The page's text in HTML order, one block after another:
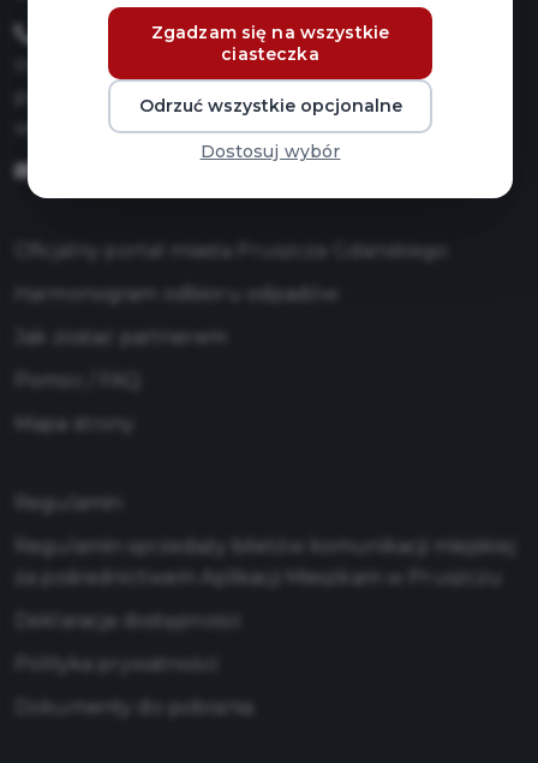
+48 58 775 99 64
Infolinia czynna:
pn: 9:00 - 17:00
wt-pt: 7:30-15:30
Oficjalny portal miasta Pruszcza Gdańskiego
Harmonogram odbioru odpadów
Jak zostać partnerem
Mapa strony
Regulamin
Regulamin sprzedaży biletów komunikacji miejskiej
za pośrednictwem Aplikacji Mieszkam w Pruszczu
Deklaracja dostępności
Polityka prywatności
Dokumenty do pobrania
Zgadzam się na wszystkie
ciasteczka
Odrzuć wszystkie opcjonalne
Dostosuj wybór